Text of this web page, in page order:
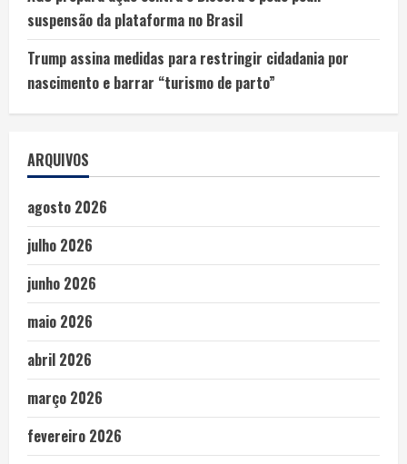
suspensão da plataforma no Brasil
Trump assina medidas para restringir cidadania por
nascimento e barrar “turismo de parto”
ARQUIVOS
agosto 2026
julho 2026
junho 2026
maio 2026
abril 2026
março 2026
fevereiro 2026